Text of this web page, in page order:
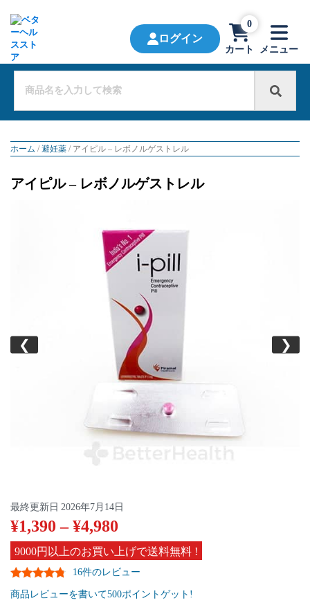
ログイン
カート
0
メニュー
ホーム /避妊薬 / アイピル – レボノルゲストレル
アイピル – レボノルゲストレル
❮ ❯
¥1,390 –¥4,980
9000円以上のお買い上げで送料無料 !
最終更新日 2026年7月14日
16件のレビュー
商品レビューを書いて500ポイントゲット!